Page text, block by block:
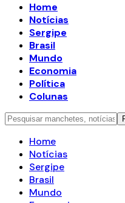
Home
Notícias
Sergipe
Brasil
Mundo
Economia
Política
Colunas
Home
Notícias
Sergipe
Brasil
Mundo